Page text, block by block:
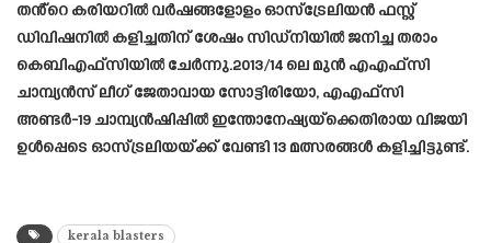
തൻ്റെ കരിയറിൽ വർഷങ്ങളോളം ഓസ്‌ട്രേലിയൻ ഫസ്റ്റ്
ഡിവിഷനിൽ കളിച്ചതിന് ശേഷം സിഡ്‌നിയിൽ ജനിച്ച തരാം
കെബിഎഫ്‌സിയിൽ ചേർന്നു.2013/14 ലെ മുൻ എഎഫ്‌സി
ചാമ്പ്യൻസ് ലീഗ് ജേതാവായ സോട്ടിരിയോ, എഎഫ്‌സി
അണ്ടർ-19 ചാമ്പ്യൻഷിപ്പിൽ ഇന്തോനേഷ്യയ്‌ക്കെതിരായ വിജയി
ഉൾപ്പെടെ ഓസ്ട്രലിയയ്ക്ക് വേണ്ടി 13 മത്സരങ്ങൾ കളിച്ചിട്ടുണ്ട്.
kerala blasters